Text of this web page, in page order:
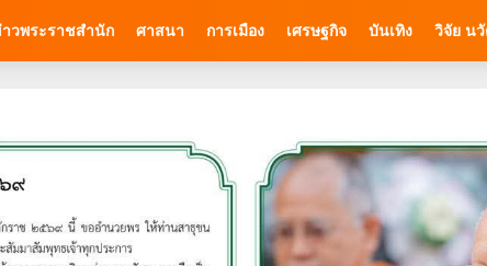
วพระราชสำนัก ศาสนา การเมือง เศรษฐกิจ บันเทิง วิจัย น